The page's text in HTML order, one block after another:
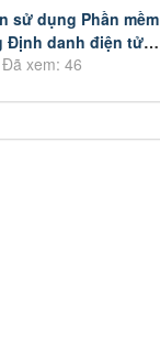
sử dụng Phần mềm
Định danh điện tử
VNeID
xem: 46